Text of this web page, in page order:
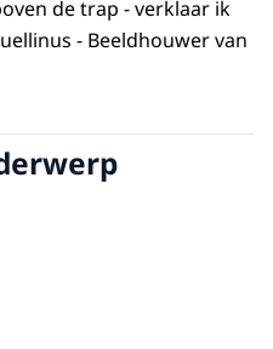
de trap - verklaar ik
- Beeldhouwer van